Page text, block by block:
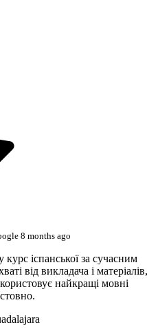
8 months ago
іспанської за сучасним
від викладача і матеріалів,
найкращі мовні